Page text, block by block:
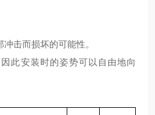
击而损坏的可能性。
因此安装时的姿势可以自由地向